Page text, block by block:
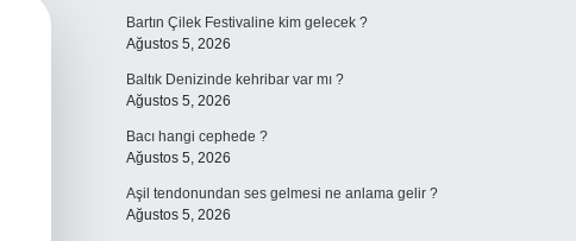
Bartın Çilek Festivaline kim gelecek ?
Ağustos 5, 2026
Baltık Denizinde kehribar var mı ?
Ağustos 5, 2026
Bacı hangi cephede ?
Ağustos 5, 2026
Aşil tendonundan ses gelmesi ne anlama gelir ?
Ağustos 5, 2026